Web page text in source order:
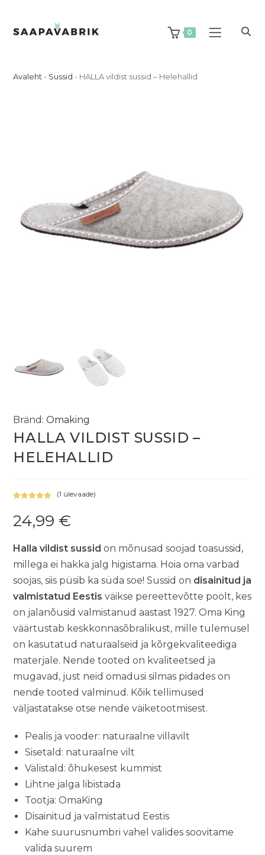
content
0
Avaleht - Sussid - HALLA vildist sussid – Helehallid
Bränd: Omaking
HALLA VILDIST SUSSID –
HELEHALLID
5.00/5
kliendi
põhjal
(1 ülevaade)
24,99 €
Halla vildist sussidon mõnusad soojad toasussid,
millega ei hakka jalg higistama. Hoia oma varbad
soojas, siis püsib ka süda soe! Sussid on disainitud ja
valmistatud Eestis väikse pereettevõtte poolt, kes
on jalanõusid valmistanud aastast 1927. Oma King
väärtustab keskkonnasõbralikust, mille tulemusel
on kasutatud naturaalseid ja kõrgekvaliteediga
materjale. Nende tooted on kvaliteetsed ja
mugavad, just neid omadusi silmas pidades on
nende tooted valminud. Kõik tellimused
väljastatakse otse nende väiketootmisest.
Pealis ja vooder: naturaalne villavilt
Sisetald: naturaalne vilt
Välistald: õhukesest kummist
Lihtne jalga libistada
Tootja: OmaKing
Disainitud ja valmistatud Eestis
Kahe suurusnumbri vahel valides soovitame
valida suurem